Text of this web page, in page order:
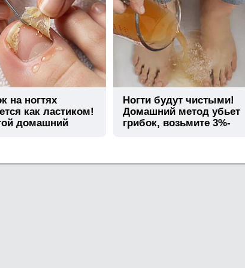
на ногтях
как ластиком!
домашний
Ногти будут чистыми!
Домашний метод убьет
грибок, возьмите 3%-